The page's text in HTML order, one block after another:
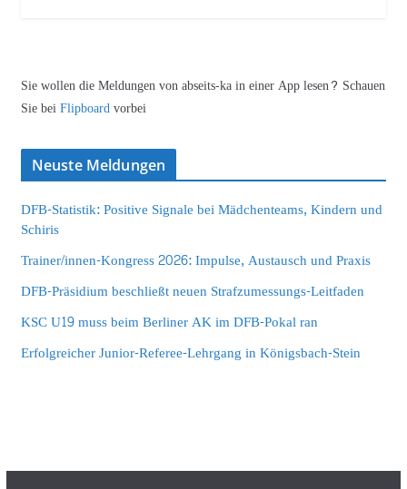
Sie wollen die Meldungen von abseits-ka in einer App lesen? Schauen
Sie beiFlipboardvorbei
Neuste Meldungen
DFB-Statistik: Positive Signale bei Mädchenteams, Kindern und
Schiris
Trainer/innen-Kongress 2026: Impulse, Austausch und Praxis
DFB-Präsidium beschließt neuen Strafzumessungs-Leitfaden
KSC U19 muss beim Berliner AK im DFB-Pokal ran
Erfolgreicher Junior-Referee-Lehrgang in Königsbach-Stein